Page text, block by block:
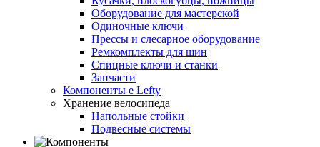
Оборудование для мастерской
Одиночные ключи
Прессы и слесарное оборудование
Ремкомплекты для шин
Спицные ключи и станки
Запчасти
Компоненты e Lefty
Хранение велосипеда
Напольные стойки
Подвесные системы